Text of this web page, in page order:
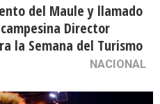
del Maule y llamado
Director
la Semana del Turismo
NACIONAL